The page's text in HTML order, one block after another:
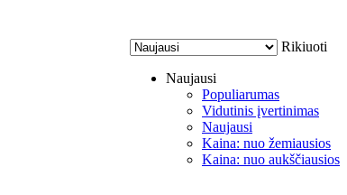
Rikiuoti
Naujausi
Populiarumas
Vidutinis įvertinimas
Naujausi
Kaina: nuo žemiausios
Kaina: nuo aukščiausios